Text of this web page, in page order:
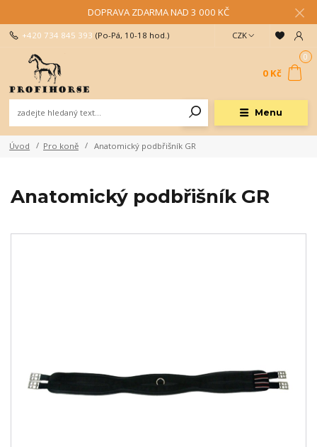
DOPRAVA ZDARMA NAD 3 000 KČ
Menu
CZK
+420 734 845 393 (Po-Pá, 10-18 hod.)
0
0 Kč
Úvod Pro koně Anatomický podbřišník GR
Anatomický podbřišník GR